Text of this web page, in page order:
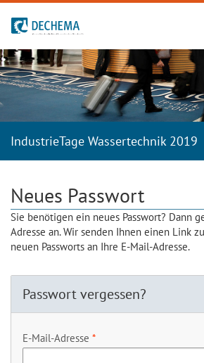
Zur Startseite
IndustrieTage Wassertechnik 2019
Neues Passwort
Sie benötigen ein neues Passwort? Dann
Adresse an. Wir senden Ihnen einen Link
neuen Passworts an Ihre E-Mail-Adresse.
Passwort vergessen?
E-Mail-Adresse